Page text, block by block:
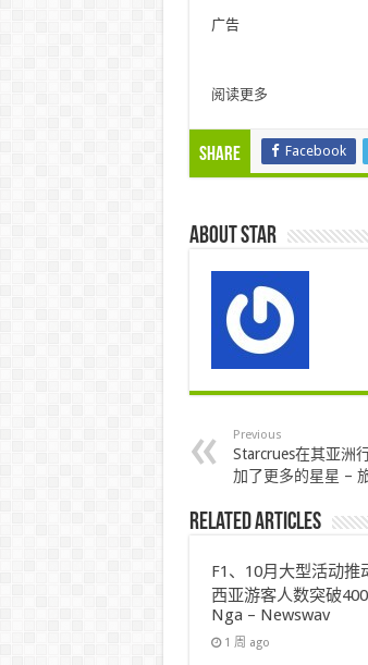
广告
阅读更多
Share Facebook
About star
Previous
Starcrues在其亚洲
加了更多的星星 –
Related Articles
F1、10月大型活动推
西亚游客人数突破
Nga – Newswav
1 周 ago